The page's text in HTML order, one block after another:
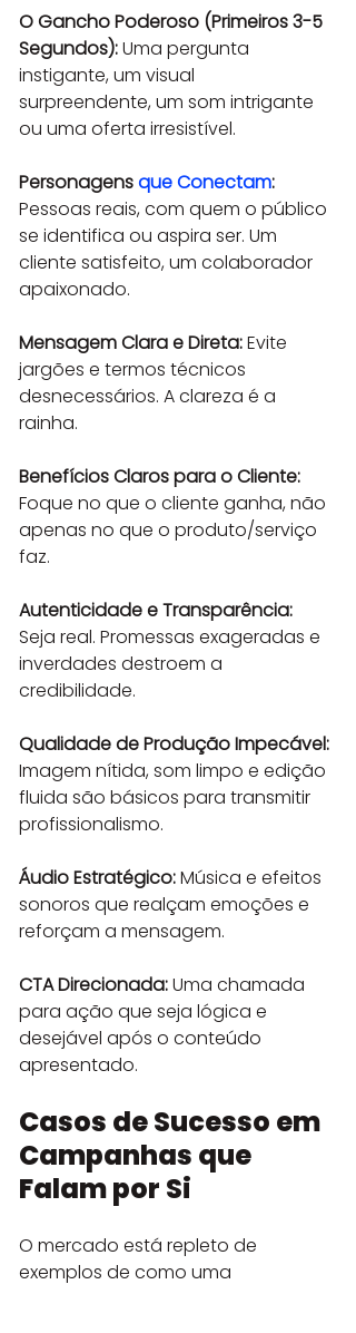
O Gancho Poderoso (Primeiros 3-5
Segundos): Uma pergunta
instigante, um visual
surpreendente, um som intrigante
ou uma oferta irresistível.
Personagens que Conectam:
Pessoas reais, com quem o público
se identifica ou aspira ser. Um
cliente satisfeito, um colaborador
apaixonado.
Mensagem Clara e Direta: Evite
jargões e termos técnicos
desnecessários. A clareza é a
rainha.
Benefícios Claros para o Cliente:
Foque no que o cliente ganha, não
apenas no que o produto/serviço
faz.
Autenticidade e Transparência:
Seja real. Promessas exageradas e
inverdades destroem a
credibilidade.
Qualidade de Produção Impecável:
Imagem nítida, som limpo e edição
fluida são básicos para transmitir
profissionalismo.
Áudio Estratégico: Música e efeitos
sonoros que realçam emoções e
reforçam a mensagem.
CTA Direcionada: Uma chamada
para ação que seja lógica e
desejável após o conteúdo
apresentado.
Casos de Sucesso em
Campanhas que
Falam por Si
O mercado está repleto de
exemplos de como uma